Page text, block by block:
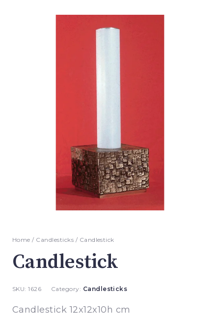
Home / Candlesticks / Candlestick
Candlestick
SKU:1626 Category: Candlesticks
Candlestick 12x12x10h cm